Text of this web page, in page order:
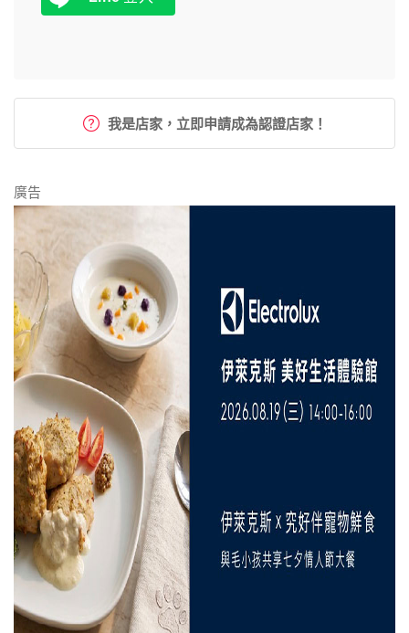
我是店家，立即申請成為認證店家！
廣告